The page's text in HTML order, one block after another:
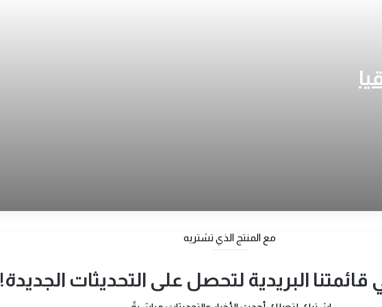
مع المنتج الذي تشتريه
البريدية لتحصل على التحديثات الجديدة!